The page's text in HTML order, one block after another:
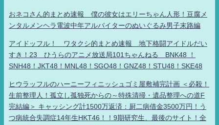
おネコさん的まとめ速報 僕の彼女はエリーちゃん人形！豆腐メ
ンタルメンヘラ電波中年アルバイターのぬいぐるみ男子末路編
アイドッフル！ ワタクシ的まとめ速報 地下格闘アイドルだい
すき！23 ひうらのアニメ放送局101ちゃんねる BNK48 ！
SNH48！JKT48！MNL48！SGO48！GNZ48！STU48！SKE48
ヒウラッフルのハーニーフィニッシュゴミ屋敷補完計画 ＜必殺！
生前整理人！孤立し孤独死からの～特殊清掃・遺品整理への道F
完結編＞ キャッシング計1500万返済：厨二病借金3500万円！う
つ病統合失調症14年生HKT46！！9期研究生、最後のサイト！全